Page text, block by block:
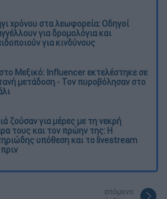
χρόνου στα λεωφορεία: Οδηγοί
για δρομολόγια και
για κινδύνους
Μεξικό: Influencer εκτελέστηκε σε
μετάδοση - Τον πυροβόλησαν στο
ζούσαν για μέρες με τη νεκρή
τους και τον πρώην της: Η
υπόθεση και το livestream
επόμενο